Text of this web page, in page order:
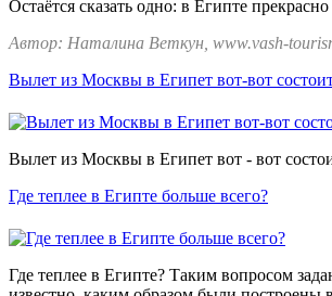
Остаётся сказать одно: в Египте
Автор: Наталина Веткун, www.vash-
Вылет из Москвы в Египет вот-вот
Вылет из Москвы в Египет вот - вот
Где теплее в Египте больше всего?
Где теплее в Египте? Таким вопросом